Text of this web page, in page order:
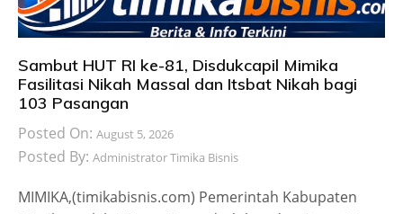
Sambut HUT RI ke-81, Disdukcapil Mimika
Fasilitasi Nikah Massal dan Itsbat Nikah bagi
103 Pasangan
Posted On: August 5, 2026
Posted By: Administrator Timika Bisnis
MIMIKA,(timikabisnis.com) Pemerintah Kabupaten